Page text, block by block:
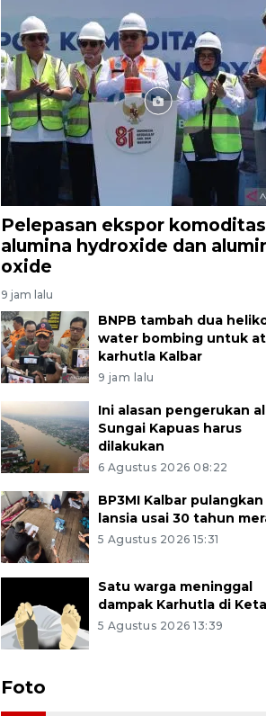
Pelepasan ekspor komoditas
alumina hydroxide dan
oxide
9 jam lalu
BNPB tambah dua
water bombing untuk
karhutla Kalbar
9 jam lalu
Ini alasan pengerukan
Sungai Kapuas harus
dilakukan
6 Agustus 2026 08:22
BP3MI Kalbar pulangkan
lansia usai 30 tahun
5 Agustus 2026 15:31
Satu warga meninggal
dampak Karhutla di
5 Agustus 2026 13:39
Foto